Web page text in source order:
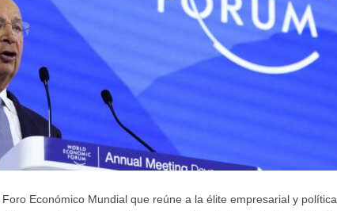
Económico Mundial que reúne a la élite empresarial y política